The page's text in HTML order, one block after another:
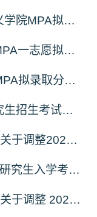
2026北京林业大学马克思主义学院MPA拟录取分析解读
2026北京科技大学文法学院MPA一志愿拟录取分析解读
2026北京化工大学文法学院MPA拟录取分析解读
关于调整我院2027年硕士研究生招生考试科目及参考书的通知
中国农业大学人文与发展学院关于调整2027年硕士研究生招生考试初试科目的通知
关于哲学与公共管理学院硕士研究生入学考试（初试） 考试科目及参考书目变更的通知（二）
浙江海洋大学经济与管理学院关于调整 2027年硕士研究生招生考试初试科目的公告